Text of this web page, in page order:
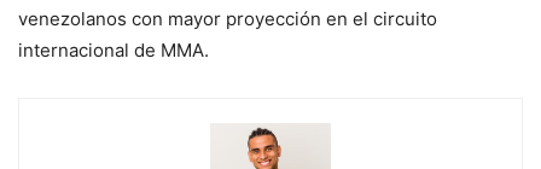
venezolanos con mayor proyección en el circuito
internacional de MMA.